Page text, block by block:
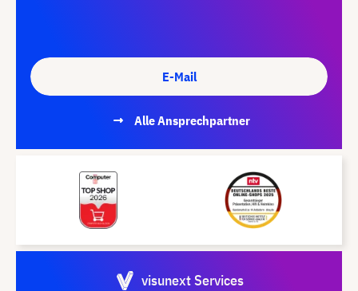
E-Mail
Alle Ansprechpartner
visunext Services